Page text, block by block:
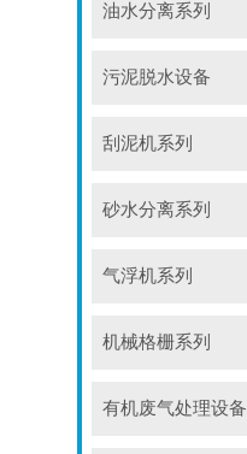
油水分离系列
污泥脱水设备
刮泥机系列
砂水分离系列
气浮机系列
机械格栅系列
有机废气处理设备